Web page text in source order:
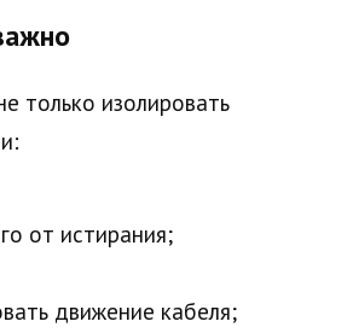
только изолировать
от истирания;
движение кабеля;